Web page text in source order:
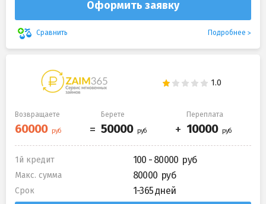
Оформить заявку
Сравнить Подробнее
Возвращаете Берете Переплата
1й кредит 100 - 80000
Макс. сумма 80000
Срок 1-365 дней